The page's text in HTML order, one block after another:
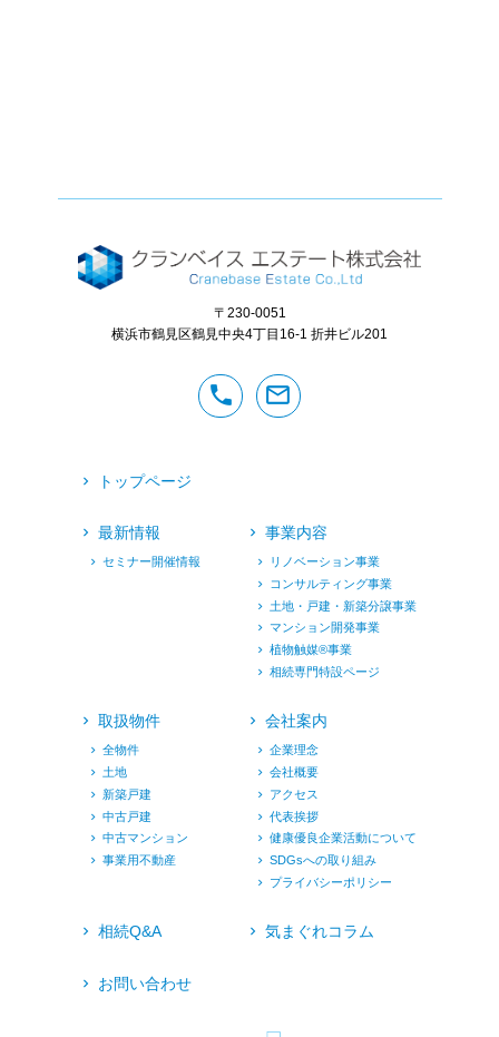
〒230-0051
横浜市鶴見区鶴見中央4丁目16-1 折井ビル201
phone mail_outline
トップページ
最新情報
セミナー開催情報
事業内容
リノベーション事業
コンサルティング事業
土地・戸建・新築分譲事業
マンション開発事業
植物触媒®︎事業
相続専門特設ページ
取扱物件
全物件
土地
新築戸建
中古戸建
中古マンション
事業用不動産
会社案内
企業理念
会社概要
アクセス
代表挨拶
健康優良企業活動について
SDGsへの取り組み
プライバシーポリシー
相続Q&A 気まぐれコラム
お問い合わせ